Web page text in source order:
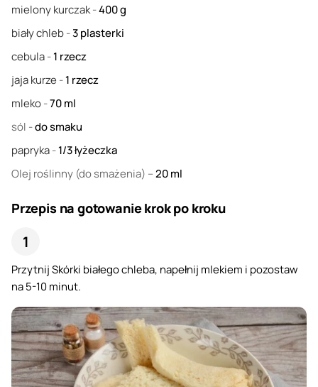
mielony kurczak-400g
biały chleb-3plasterki
cebula-1 rzecz
jaja kurze -1 rzecz
mleko-70ml
sól -do smaku
papryka-1/3łyżeczka
Olej roślinny (do smażenia) –20ml
Przepis na gotowanie krok po kroku
Przytnij Skórki białego chleba, napełnij mlekiem i pozostaw
na 5-10 minut.